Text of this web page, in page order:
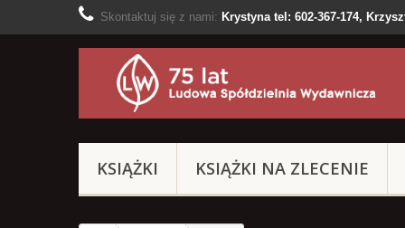
Skontaktuj się z nami: Krystyna tel: 602-367-174,
KSIĄŻKI KSIĄŻKI NA ZLECENIE